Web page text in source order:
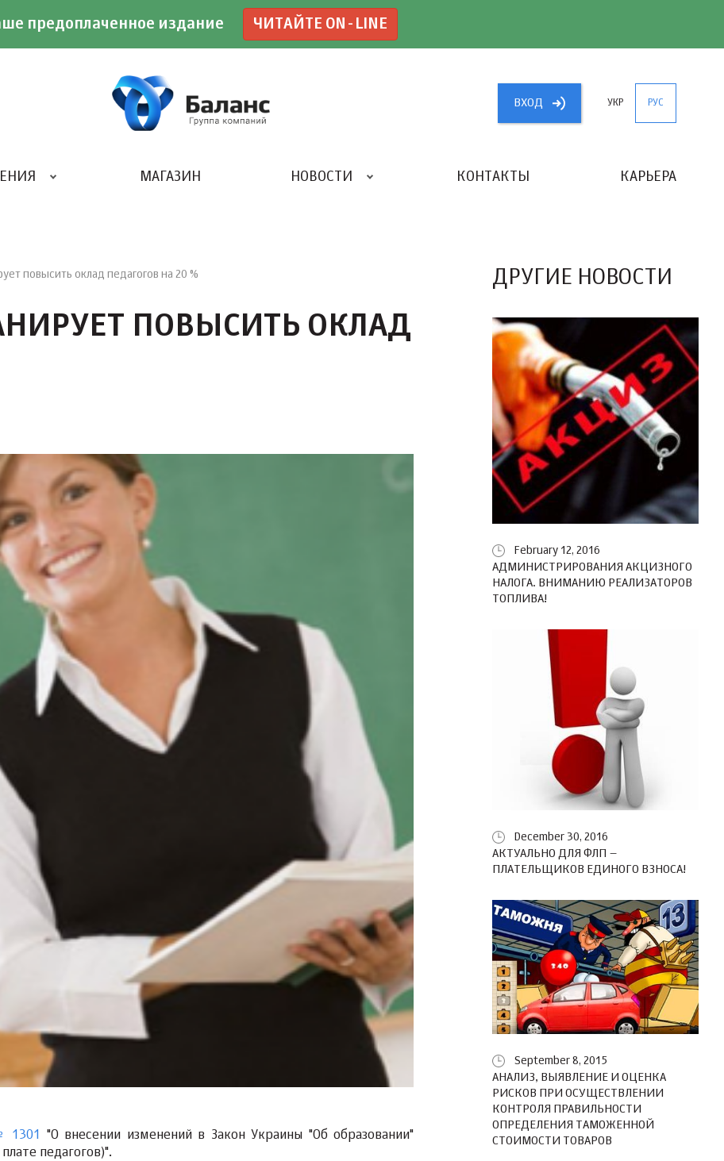
предоплаченное издание ЧИТАЙТЕ ON-LINE
ВХОД УКР РУС
МАГАЗИН НОВОСТИ КОНТАКТЫ КАРЬЕРА
повысить оклад педагогов на 20 %
ПОВЫСИТЬ ОКЛАД
1301
"О внесении изменений в Закон Украины "Об образовании"
педагогов)".
ДРУГИЕ НОВОСТИ
February 12, 2016
АДМИНИСТРИРОВАНИЯ АКЦИЗНОГО
НАЛОГА. ВНИМАНИЮ РЕАЛИЗАТОРОВ
ТОПЛИВА!
December 30, 2016
АКТУАЛЬНО ДЛЯ ФЛП –
ПЛАТЕЛЬЩИКОВ ЕДИНОГО ВЗНОСА!
September 8, 2015
АНАЛИЗ, ВЫЯВЛЕНИЕ И ОЦЕНКА
РИСКОВ ПРИ ОСУЩЕСТВЛЕНИИ
КОНТРОЛЯ ПРАВИЛЬНОСТИ
ОПРЕДЕЛЕНИЯ ТАМОЖЕННОЙ
СТОИМОСТИ ТОВАРОВ